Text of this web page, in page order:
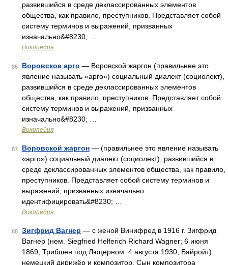
развившийся в среде деклассированных элементов
общества, как правило, преступников. Представляет собой
систему терминов и выражений, призванных
изначально&#8230; …
Википедия
86 Воровское арго — Воровской жаргон (правильнее это
явление называть «арго») социальный диалект (социолект),
развившийся в среде деклассированных элементов
общества, как правило, преступников. Представляет собой
систему терминов и выражений, призванных
изначально&#8230; …
Википедия
87 Воровской жаргон — (правильнее это явление называть
«арго») социальный диалект (социолект), развившийся в
среде деклассированных элементов общества, как правило,
преступников. Представляет собой систему терминов и
выражений, призванных изначально
идентифицировать&#8230; …
Википедия
88 Зигфрид Вагнер — с женой Винифред в 1916 г. Зигфрид
Вагнер (нем. Siegfried Helferich Richard Wagner; 6 июня
1869, Трибшен под Люцерном 4 августа 1930, Байройт)
немецкий дирижёр и композитор. Сын композитора